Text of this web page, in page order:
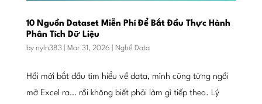
10 Nguồn Dataset Miễn Phí Để Bắt Đầu Thực Hành
Phân Tích Dữ Liệu
by nyln383| Mar 31, 2026 Nghề Data
Hồi mới bắt đầu tìm hiểu về data, mình cũng từng ngồi
mở Excel ra… rồi không biết phải làm gì tiếp theo. Lý